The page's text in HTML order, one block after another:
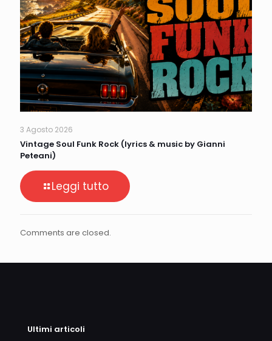
3 Agosto 2026
Vintage Soul Funk Rock (lyrics & music by Gianni
Peteani)
Leggi tutto
Comments are closed.
Ultimi articoli